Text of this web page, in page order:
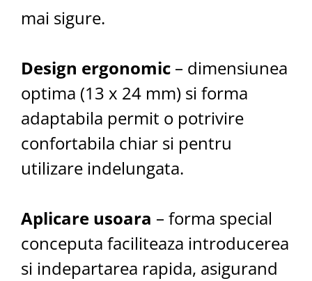
mai sigure.
Design ergonomic – dimensiunea
optima (13 x 24 mm) si forma
adaptabila permit o potrivire
confortabila chiar si pentru
utilizare indelungata.
Aplicare usoara – forma special
conceputa faciliteaza introducerea
si indepartarea rapida, asigurand